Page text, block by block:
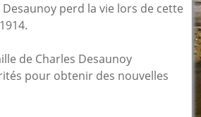
perd la vie lors de cette
de Charles Desaunoy
pour obtenir des nouvelles